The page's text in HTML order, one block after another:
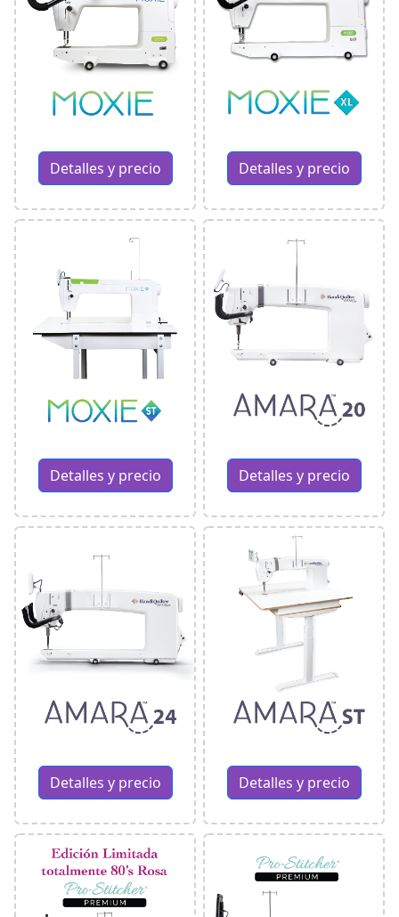
Detalles y precio Detalles y precio
Detalles y precio Detalles y precio
Detalles y precio Detalles y precio